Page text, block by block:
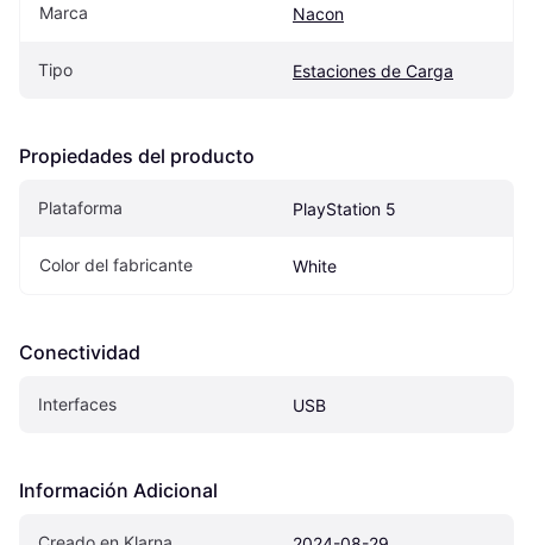
Marca Nacon
Tipo Estaciones de Carga
Propiedades del producto
Plataforma PlayStation 5
Color del fabricante White
Conectividad
Interfaces USB
Información Adicional